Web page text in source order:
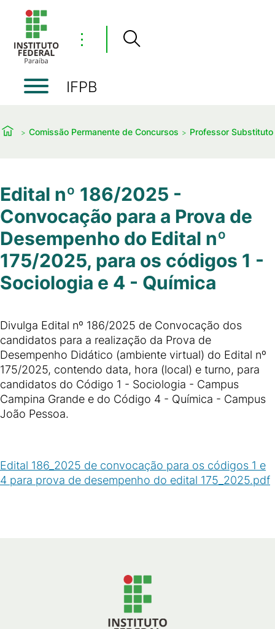
⋮
IFPB
Comissão Permanente de Concursos Professor Substituto
Edital nº 186/2025 -
Convocação para a Prova de
Desempenho do Edital nº
175/2025, para os códigos 1 -
Sociologia e 4 - Química
Divulga Edital nº 186/2025 de Convocação dos
candidatos para a realização da Prova de
Desempenho Didático (ambiente virtual) do Edital nº
175/2025, contendo data, hora (local) e turno, para
candidatos do Código 1 - Sociologia - Campus
Campina Grande e do Código 4 - Química - Campus
João Pessoa.
Edital 186_2025 de convocação para os códigos 1 e
4 para prova de desempenho do edital 175_2025.pdf